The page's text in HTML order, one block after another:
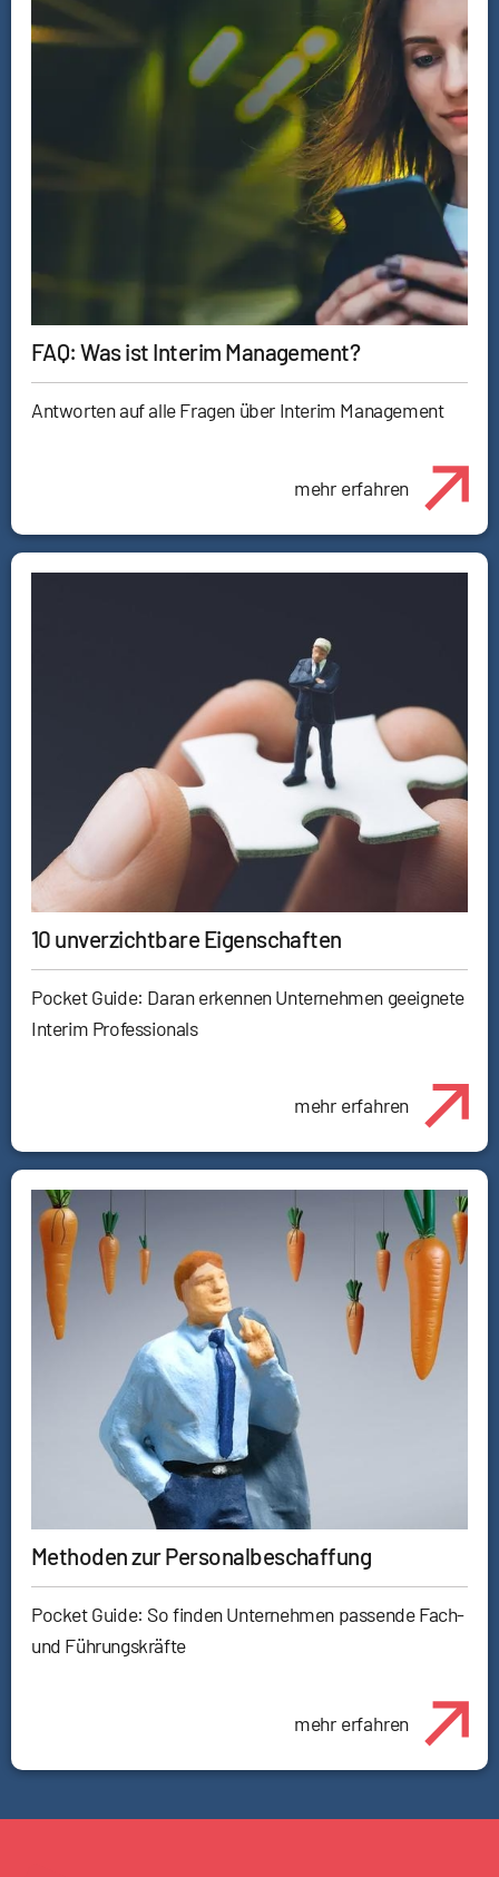
FAQ: Was ist Interim Management?
Antworten auf alle Fragen über Interim Management
mehr erfahren
10 unverzichtbare Eigenschaften
Pocket Guide: Daran erkennen Unternehmen geeignete
Interim Professionals
mehr erfahren
Methoden zur Personalbeschaffung
Pocket Guide: So finden Unternehmen passende Fach-
und Führungskräfte
mehr erfahren